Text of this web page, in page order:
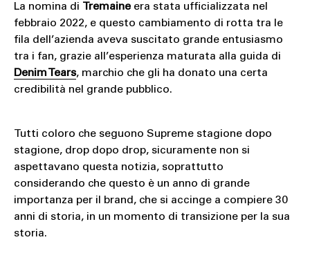
La nomina di Tremaineera stata ufficializzata nel
febbraio 2022, e questo cambiamento di rotta tra le
fila dell’azienda aveva suscitato grande entusiasmo
tra i fan, grazie all’esperienza maturata alla guida di
Denim Tears, marchio che gli ha donato una certa
credibilità nel grande pubblico.
Tutti coloro che seguono Supreme stagione dopo
stagione, drop dopo drop, sicuramente non si
aspettavano questa notizia, soprattutto
considerando che questo è un anno di grande
importanza per il brand, che si accinge a compiere 30
anni di storia, in un momento di transizione per la sua
storia.